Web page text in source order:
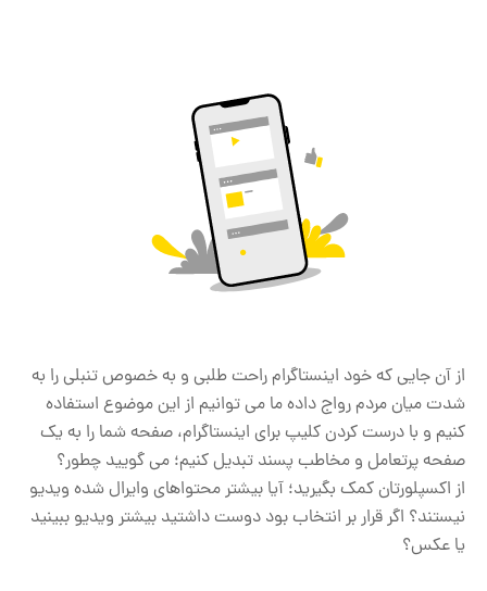
از آن جایی که خود اینستاگرام راحت طلبی و به خصوص تنبلی را به
شدت میان مردم رواج داده ما می توانیم از این موضوع استفاده
کنیم و با درست كردن كليپ براي اينستاگرام، صفحه شما را به یک
صفحه پرتعامل و مخاطب پسند تبدیل کنیم؛ می گویید چطور؟
از اکسپلورتان کمک بگیرید؛ آیا بیشتر محتواهای وایرال شده ویدیو
نیستند؟ اگر قرار بر انتخاب بود دوست داشتید بیشتر ویدیو ببینید
یا عکس؟